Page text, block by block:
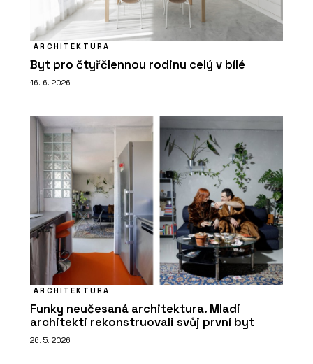
ARCHITEKTURA
Byt pro čtyřčlennou rodinu celý v bílé
16. 6. 2026
ARCHITEKTURA
Funky neučesaná architektura. Mladí
architekti rekonstruovali svůj první byt
26. 5. 2026